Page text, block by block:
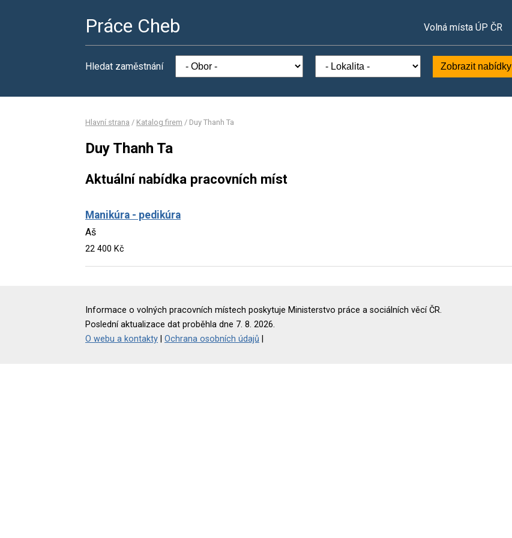
Práce Cheb Volná místa ÚP ČR
Hledat zaměstnání Zobrazit nabídky
Hlavní strana / Katalog firem / Duy Thanh Ta
Duy Thanh Ta
Aktuální nabídka pracovních míst
Manikúra - pedikúra
Aš
22 400 Kč
Informace o volných pracovních místech poskytuje Ministerstvo práce a sociálních věcí ČR.
Poslední aktualizace dat proběhla dne 7. 8. 2026.
O webu a kontakty
Ochrana osobních údajů